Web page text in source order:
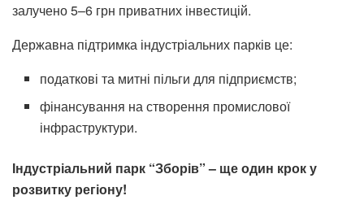
залучено 5–6 грн приватних інвестицій.
Державна підтримка індустріальних парків це:
податкові та митні пільги для підприємств;
фінансування на створення промислової
інфраструктури.
Індустріальний парк “Зборів” – ще один крок у
розвитку регіону!